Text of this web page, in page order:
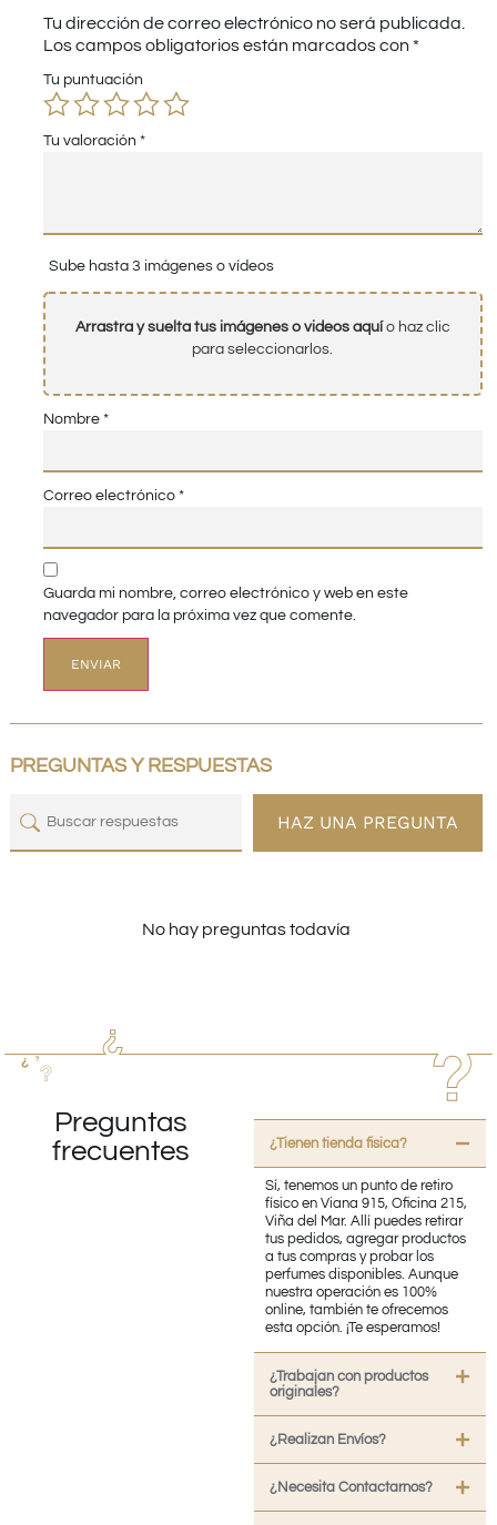
Tu dirección de correo electrónico no será publicada.
Los campos obligatorios están marcados con *
Tu puntuación
Tu valoración *
Sube hasta 3 imágenes o vídeos
Arrastra y suelta tus imágenes o videos aquío haz clic
para seleccionarlos.
Nombre *
Correo electrónico *
Guarda mi nombre, correo electrónico y web en este
navegador para la próxima vez que comente.
PREGUNTAS Y RESPUESTAS
HAZ UNA PREGUNTA
No hay preguntas todavía
Preguntas
frecuentes
¿Tienen tienda fisica?
Sí, tenemos un punto de retiro
físico en Viana 915, Oficina 215,
Viña del Mar. Allí puedes retirar
tus pedidos, agregar productos
a tus compras y probar los
perfumes disponibles. Aunque
nuestra operación es 100%
online, también te ofrecemos
esta opción. ¡Te esperamos!
¿Trabajan con productos
originales?
¿Realizan Envíos?
¿Necesita Contactarnos?